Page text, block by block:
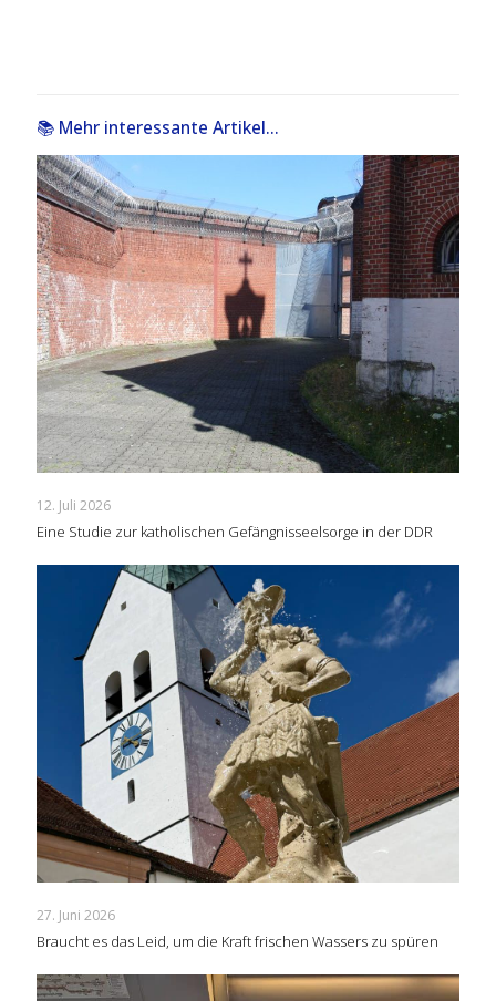
📚 Mehr interessante Artikel...
12. Juli 2026
Eine Studie zur katholischen Gefängnisseelsorge in der DDR
27. Juni 2026
Braucht es das Leid, um die Kraft frischen Wassers zu spüren